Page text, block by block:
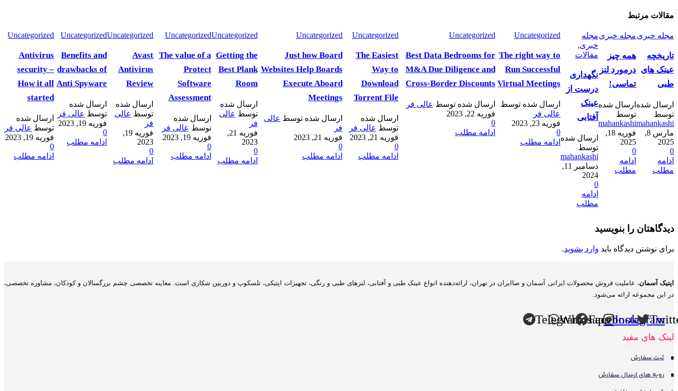
مقالات مرتبط
مجله خبری
تاریخچه
عینک های
طبی
ارسال شده
توسط
mahankashi
مارس 8,
2025
0
ادامه
مطلب
مجله خبری
همه چیز
درمورد لنز
تماسی!
ارسال شده
توسط
mahankashi
فوریه 18,
2025
0
ادامه
مطلب
مجله
خبری,
مقالات
نگهداری
درست از
عینک
آفتابی
ارسال شده
توسط
mahankashi
دسامبر 11,
2024
0
ادامه
مطلب
Uncategorized
The right way to
Run Successful
Virtual Meetings
ارسال شده توسط
عالی فر
فوریه 23, 2023
0
ادامه مطلب
Uncategorized
Best Data Bedrooms for
M&A Due Diligence and
Cross-Border Discounts
ارسال شده توسط عالی فر
فوریه 22, 2023
0
ادامه مطلب
Uncategorized
The Easiest
Way to
Download
Torrent File
ارسال شده
توسط عالی فر
فوریه 21, 2023
0
ادامه مطلب
Uncategorized
Just how Board
Websites Help Boards
Execute Aboard
Meetings
ارسال شده توسط عالی
فر
فوریه 21, 2023
0
ادامه مطلب
Uncategorized
Getting the
Best Plank
Room
ارسال شده
توسط عالی
فر
فوریه 21,
2023
0
ادامه مطلب
Uncategorized
The value of a
Protect
Software
Assessment
ارسال شده
توسط عالی فر
فوریه 19, 2023
0
ادامه مطلب
Uncategorized
Avast
Antivirus
Review
ارسال شده
توسط عالی
فر
فوریه 19,
2023
0
ادامه مطلب
Uncategorized
Benefits and
drawbacks of
Anti Spyware
ارسال شده
توسط عالی فر
فوریه 19, 2023
0
ادامه مطلب
Uncategorized
Antivirus
security –
How it all
started
ارسال شده
توسط عالی فر
فوریه 19, 2023
0
ادامه مطلب
دیدگاهتان را بنویسید
برای نوشتن دیدگاه باید وارد بشوید.
اپتیک آسمان، عاملیت فروش محصولات ایرانی آسمان و صاایران در تهران، ارائه‌دهنده انواع عینک طبی و آفتابی، لنزهای طبی و رنگی، تجهیزات اپتیکی، تلسکوپ و دوربین شکاری است. معاینه تخصصی چشم بزرگسالان و کودکان، مشاوره تخصصی،
در این مجموعه ارائه می‌شود.
Instagram
Facebook
Whatsapp
Telegram
لینک های مفید
ثبت سفارش
رویه های ارسال سفارش